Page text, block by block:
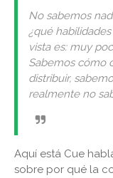
No sabemos
¿qué
vista es: muy
Sabemos cómo
distribuir,
realmente no
Aquí está Cue
sobre por qué la